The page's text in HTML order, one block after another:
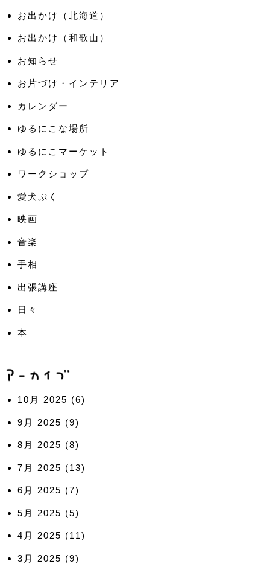
お出かけ（北海道）
お出かけ（和歌山）
お知らせ
お片づけ・インテリア
カレンダー
ゆるにこな場所
ゆるにこマーケット
ワークショップ
愛犬ぷく
映画
音楽
手相
出張講座
日々
本
10月 2025 (6)
9月 2025 (9)
8月 2025 (8)
7月 2025 (13)
6月 2025 (7)
5月 2025 (5)
4月 2025 (11)
3月 2025 (9)